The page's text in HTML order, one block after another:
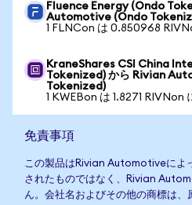
Fluence Energy (Ondo
Automotive (Ondo
1 FLNCon は 0.850968
KraneShares CSI China
Tokenized) から Rivian
Tokenized)
1 KWEBon は 1.8271 RIVNon
免責事項
この製品はRivian Automotiveによ
されたものではなく、Rivian
ん。会社名およびその他の商標は、